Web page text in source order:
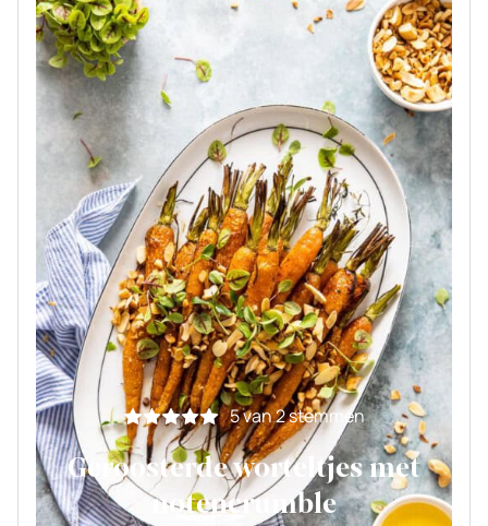
5van2stemmen
Geroosterde worteltjes met
notencrumble